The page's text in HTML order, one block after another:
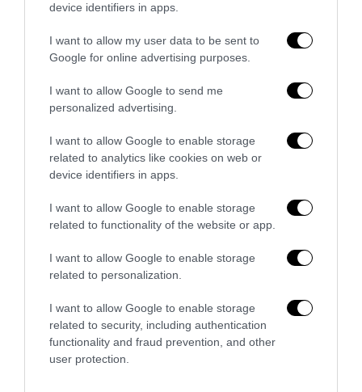
device identifiers in apps.
I want to allow my user data to be sent to
Google for online advertising purposes.
I want to allow Google to send me
personalized advertising.
I want to allow Google to enable storage
related to analytics like cookies on web or
device identifiers in apps.
I want to allow Google to enable storage
related to functionality of the website or app.
I want to allow Google to enable storage
related to personalization.
I want to allow Google to enable storage
related to security, including authentication
functionality and fraud prevention, and other
user protection.
Bonaccini e il mito delle barricate di Parma: quando
l’antifascismo copia il fascismo
6 Agosto 2026